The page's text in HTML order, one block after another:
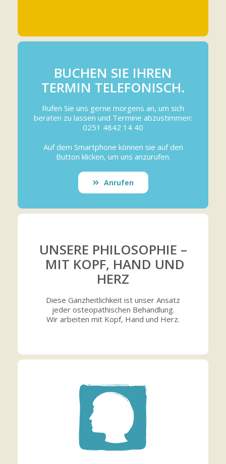
BUCHEN SIE IHREN
TERMIN TELEFONISCH.
Rufen Sie uns gerne morgens an, um sich
beraten zu lassen und Termine abzustimmen:
0251 4842 14 40
Auf dem Smartphone können sie auf den
Button klicken, um uns anzurufen.
Anrufen
UNSERE PHILOSOPHIE –
MIT KOPF, HAND UND
HERZ
Diese Ganzheitlichkeit ist unser Ansatz
jeder osteopathischen Behandlung.
Wir arbeiten mit Kopf, Hand und Herz.